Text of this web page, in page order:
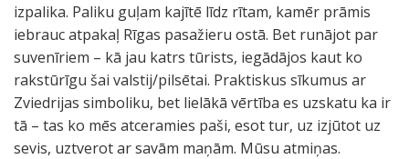
izpalika. Paliku guļam kajītē līdz rītam, kamēr prāmis
iebrauc atpakaļ Rīgas pasažieru ostā. Bet runājot par
suvenīriem – kā jau katrs tūrists, iegādājos kaut ko
rakstūrīgu šai valstij/pilsētai. Praktiskus sīkumus ar
Zviedrijas simboliku, bet lielākā vērtība es uzskatu ka ir
tā – tas ko mēs atceramies paši, esot tur, uz izjūtot uz
sevis, uztverot ar savām maņām. Mūsu atmiņas.